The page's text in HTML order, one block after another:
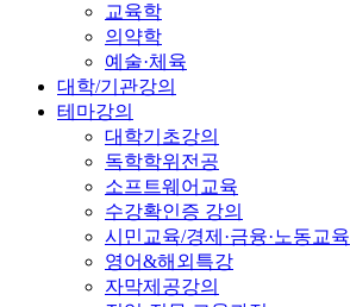
교육학
의약학
예술·체육
대학/기관강의
테마강의
대학기초강의
독학학위전공
소프트웨어교육
수강확인증 강의
시민교육/경제·금융·노동교육
영어&해외특강
자막제공강의